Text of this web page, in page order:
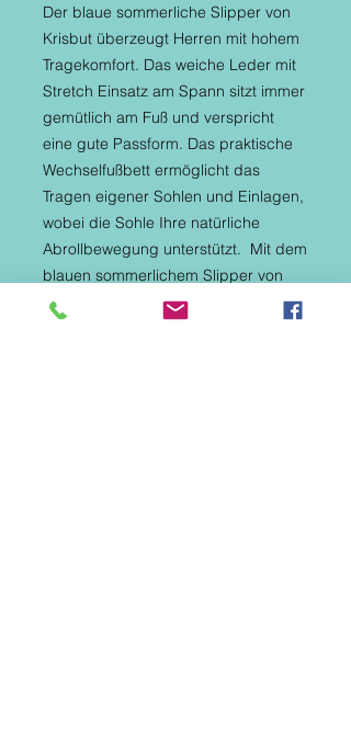
Der blaue sommerliche Slipper von
Krisbut überzeugt Herren mit hohem
Tragekomfort. Das weiche Leder mit
Stretch Einsatz am Spann sitzt immer
gemütlich am Fuß und verspricht
eine gute Passform. Das praktische
Wechselfußbett ermöglicht das
Tragen eigener Sohlen und Einlagen,
wobei die Sohle Ihre natürliche
Abrollbewegung unterstützt. Mit dem
blauen sommerlichem Slipper von
Krisbut laufen Herren stylisch und